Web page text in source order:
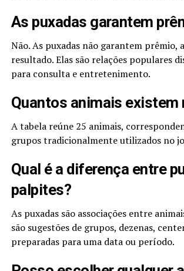
As puxadas garantem
Não. As puxadas não garantem prêmio,
resultado. Elas são relações populares
para consulta e entretenimento.
Quantos animais existem
A tabela reúne 25 animais,
grupos tradicionalmente utilizados no
Qual é a diferença entre
palpites?
As puxadas são associações entre
são sugestões de grupos, dezenas,
preparadas para uma data ou período.